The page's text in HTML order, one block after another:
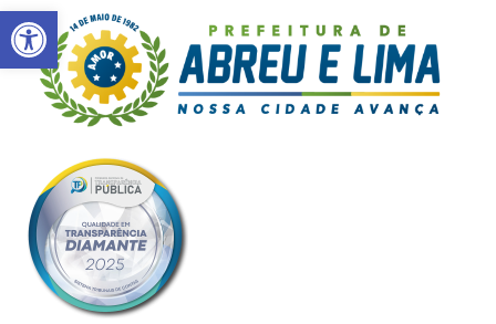
Abrir a barra de ferramentas
Skip
to
content